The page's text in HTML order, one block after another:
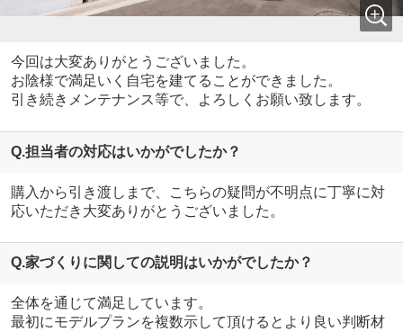
今回は大変ありがとうございました。
お陰様で満足いく自宅を建てることができました。
引き続きメンテナンス等で、よろしくお願い致します。
Q.担当者の対応はいかがでしたか？
購入から引き渡しまで、こちらの疑問が不明点に丁寧に対
応いただき大変ありがとうございました。
Q.家づくりに関しての説明はいかがでしたか？
全体を通じて満足しています。
最初にモデルプランを複数示して頂けるとより良い判断材